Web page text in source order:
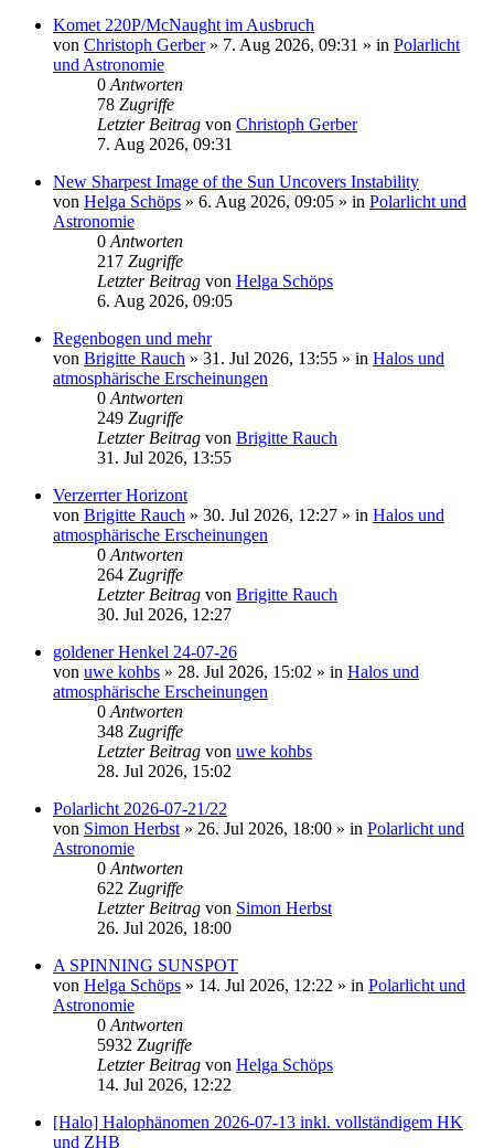
Komet 220P/McNaught im Ausbruch
von Christoph Gerber» 7. Aug 2026, 09:31 » in Polarlicht
und Astronomie
0 Antworten
78 Zugriffe
Letzter Beitrag von Christoph Gerber
7. Aug 2026, 09:31
New Sharpest Image of the Sun Uncovers Instability
von Helga Schöps » 6. Aug 2026, 09:05 » in Polarlicht und
Astronomie
0 Antworten
217 Zugriffe
Letzter Beitrag von Helga Schöps
6. Aug 2026, 09:05
Regenbogen und mehr
von Brigitte Rauch » 31. Jul 2026, 13:55 » in Halos und
atmosphärische Erscheinungen
0 Antworten
249 Zugriffe
Letzter Beitrag von Brigitte Rauch
31. Jul 2026, 13:55
Verzerrter Horizont
von Brigitte Rauch » 30. Jul 2026, 12:27 » in Halos und
atmosphärische Erscheinungen
0 Antworten
264 Zugriffe
Letzter Beitrag von Brigitte Rauch
30. Jul 2026, 12:27
goldener Henkel 24-07-26
von uwe kohbs » 28. Jul 2026, 15:02 » in Halos und
atmosphärische Erscheinungen
0 Antworten
348 Zugriffe
Letzter Beitrag von uwe kohbs
28. Jul 2026, 15:02
Polarlicht 2026-07-21/22
von Simon Herbst » 26. Jul 2026, 18:00 » in Polarlicht und
Astronomie
0 Antworten
622 Zugriffe
Letzter Beitrag von Simon Herbst
26. Jul 2026, 18:00
A SPINNING SUNSPOT
von Helga Schöps » 14. Jul 2026, 12:22 » in Polarlicht und
Astronomie
0 Antworten
5932 Zugriffe
Letzter Beitrag von Helga Schöps
14. Jul 2026, 12:22
[Halo] Halophänomen 2026-07-13 inkl. vollständigem HK
und ZHB